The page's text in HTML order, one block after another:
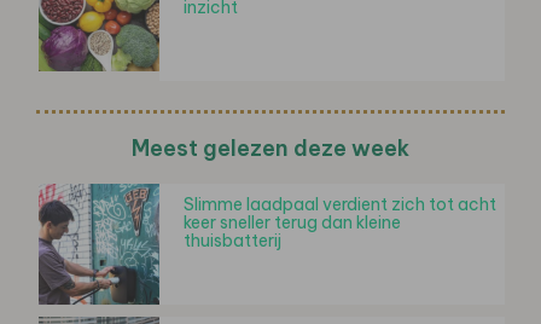
inzicht
Meest gelezen deze week
Slimme laadpaal verdient zich tot acht
keer sneller terug dan kleine
thuisbatterij